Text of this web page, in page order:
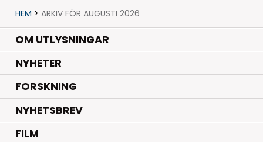
HEM > ARKIV FÖR AUGUSTI 2026
OM UTLYSNINGAR
NYHETER.
FORSKNING.
NYHETSBREV
FILM